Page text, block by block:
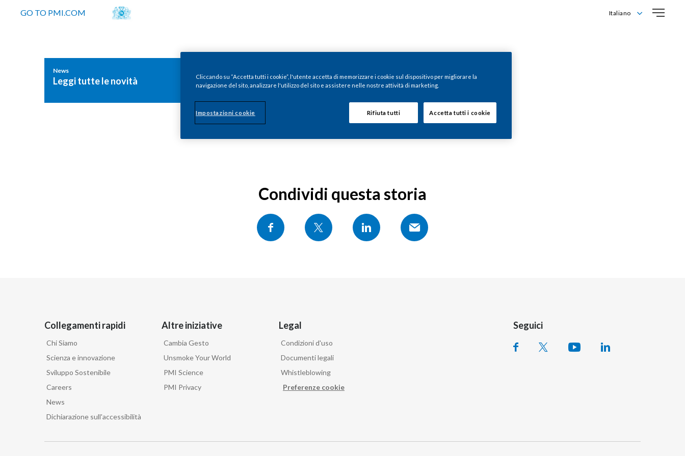
GO TO PMI.COM
Italiano
News
Leggi tutte le novità
Condividi questa storia
Collegamenti rapidi
Chi Siamo
Scienza e innovazione
Sviluppo Sostenibile
Careers
News
Dichiarazione sull'accessibilità
Altre iniziative
Cambia Gesto
Unsmoke Your World
PMI Science
PMI Privacy
Legal
Condizioni d'uso
Documenti legali
Whistleblowing
Preferenze cookie
Seguici
Cliccando su “Accetta tutti i cookie”, l'utente accetta di memorizzare i cookie sul dispositivo per migliorare la
navigazione del sito, analizzare l'utilizzo del sito e assistere nelle nostre attività di marketing.
Impostazioni cookie Rifiuta tutti Accetta tutti i cookie